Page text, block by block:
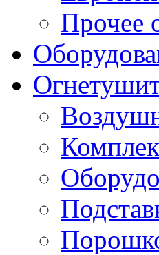
Прочее